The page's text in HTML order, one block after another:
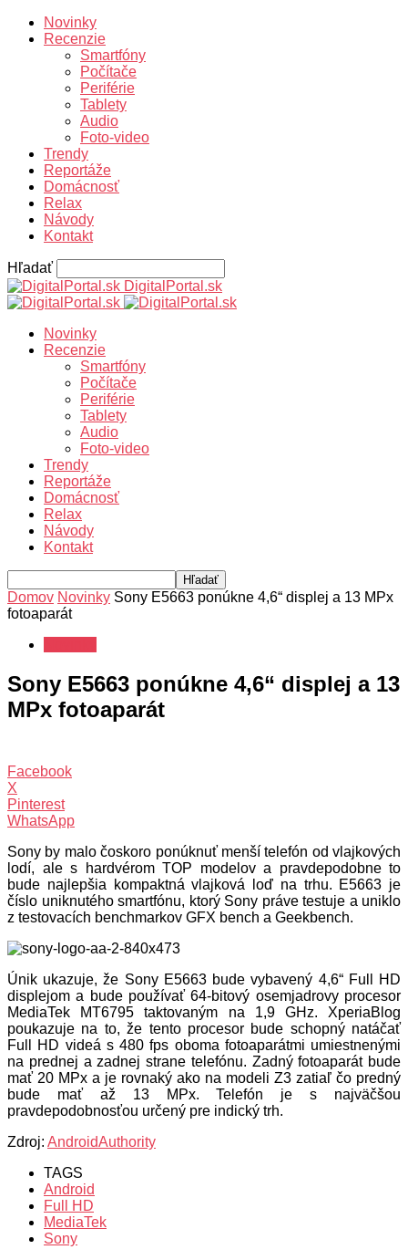
Novinky
Recenzie
Smartfóny
Počítače
Periférie
Tablety
Audio
Foto-video
Trendy
Reportáže
Domácnosť
Relax
Návody
Kontakt
Hľadať
DigitalPortal.sk
Novinky
Recenzie
Smartfóny
Počítače
Periférie
Tablety
Audio
Foto-video
Trendy
Reportáže
Domácnosť
Relax
Návody
Kontakt
Domov Novinky Sony E5663 ponúkne 4,6“ displej a 13 MPx
fotoaparát
Sony E5663 ponúkne 4,6“ displej a 13
MPx fotoaparát
Facebook
X
Pinterest
WhatsApp
Sony by malo čoskoro ponúknuť menší telefón od vlajkových
lodí, ale s hardvérom TOP modelov a pravdepodobne to
bude najlepšia kompaktná vlajková loď na trhu. E5663 je
číslo uniknutého smartfónu, ktorý Sony práve testuje a uniklo
z testovacích benchmarkov GFX bench a Geekbench.
Únik ukazuje, že Sony E5663 bude vybavený 4,6“ Full HD
displejom a bude používať 64-bitový osemjadrovy procesor
MediaTek MT6795 taktovaným na 1,9 GHz. XperiaBlog
poukazuje na to, že tento procesor bude schopný natáčať
Full HD videá s 480 fps oboma fotoaparátmi umiestnenými
na prednej a zadnej strane telefónu. Zadný fotoaparát bude
mať 20 MPx a je rovnaký ako na modeli Z3 zatiaľ čo predný
bude mať až 13 MPx. Telefón je s najväčšou
pravdepodobnosťou určený pre indický trh.
Zdroj: AndroidAuthority
TAGS
Android
Full HD
MediaTek
Sony